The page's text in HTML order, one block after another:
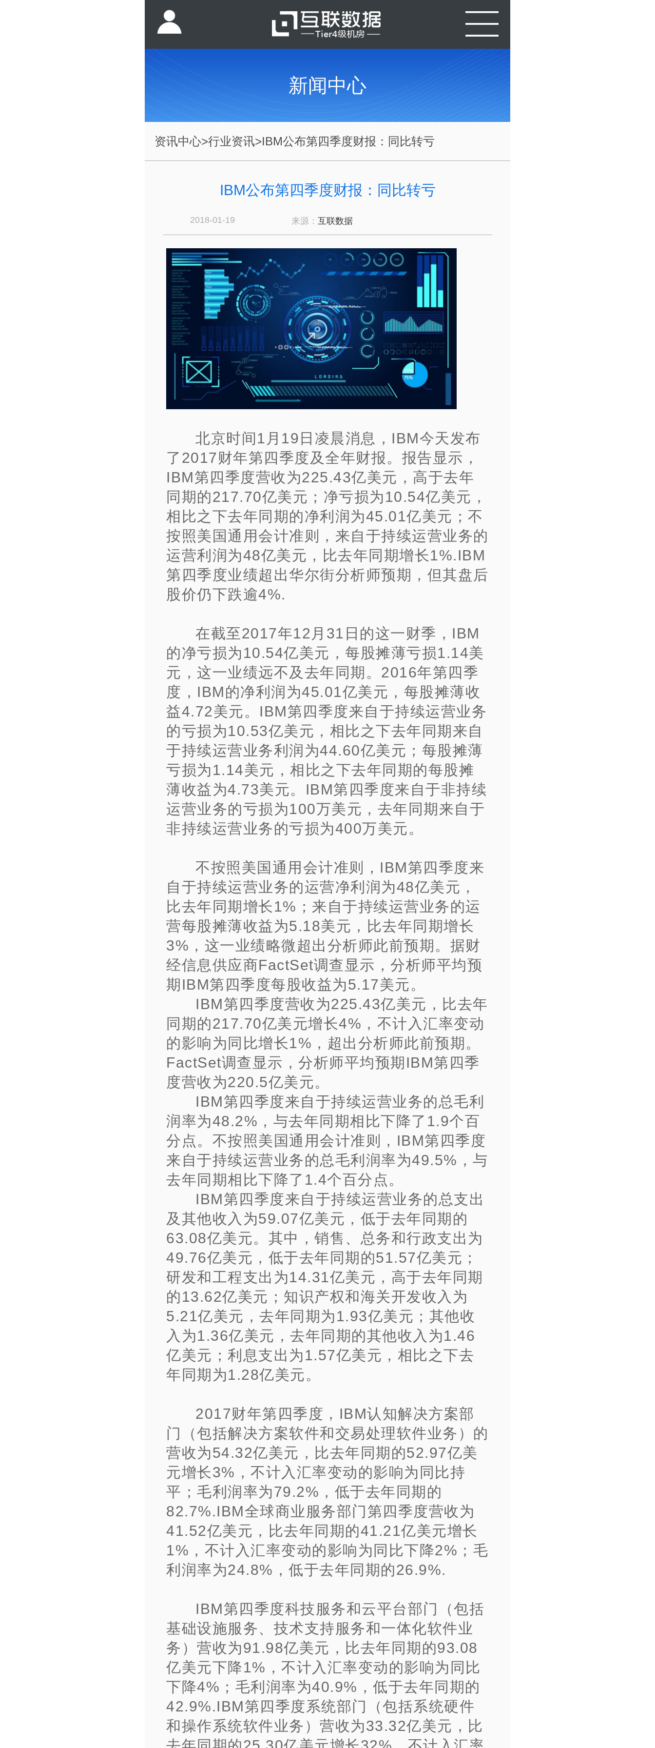
新闻中心
资讯中心>行业资讯>IBM公布第四季度财报：同比转亏
IBM公布第四季度财报：同比转亏
2018-01-19 来源： 互联数据
北京时间1月19日凌晨消息，IBM今天发布
了2017财年第四季度及全年财报。报告显示，
IBM第四季度营收为225.43亿美元，高于去年
同期的217.70亿美元；净亏损为10.54亿美元，
相比之下去年同期的净利润为45.01亿美元；不
按照美国通用会计准则，来自于持续运营业务的
运营利润为48亿美元，比去年同期增长1%.IBM
第四季度业绩超出华尔街分析师预期，但其盘后
股价仍下跌逾4%.
在截至2017年12月31日的这一财季，IBM
的净亏损为10.54亿美元，每股摊薄亏损1.14美
元，这一业绩远不及去年同期。2016年第四季
度，IBM的净利润为45.01亿美元，每股摊薄收
益4.72美元。IBM第四季度来自于持续运营业务
的亏损为10.53亿美元，相比之下去年同期来自
于持续运营业务利润为44.60亿美元；每股摊薄
亏损为1.14美元，相比之下去年同期的每股摊
薄收益为4.73美元。IBM第四季度来自于非持续
运营业务的亏损为100万美元，去年同期来自于
非持续运营业务的亏损为400万美元。
不按照美国通用会计准则，IBM第四季度来
自于持续运营业务的运营净利润为48亿美元，
比去年同期增长1%；来自于持续运营业务的运
营每股摊薄收益为5.18美元，比去年同期增长
3%，这一业绩略微超出分析师此前预期。据财
经信息供应商FactSet调查显示，分析师平均预
期IBM第四季度每股收益为5.17美元。
IBM第四季度营收为225.43亿美元，比去年
同期的217.70亿美元增长4%，不计入汇率变动
的影响为同比增长1%，超出分析师此前预期。
FactSet调查显示，分析师平均预期IBM第四季
度营收为220.5亿美元。
IBM第四季度来自于持续运营业务的总毛利
润率为48.2%，与去年同期相比下降了1.9个百
分点。不按照美国通用会计准则，IBM第四季度
来自于持续运营业务的总毛利润率为49.5%，与
去年同期相比下降了1.4个百分点。
IBM第四季度来自于持续运营业务的总支出
及其他收入为59.07亿美元，低于去年同期的
63.08亿美元。其中，销售、总务和行政支出为
49.76亿美元，低于去年同期的51.57亿美元；
研发和工程支出为14.31亿美元，高于去年同期
的13.62亿美元；知识产权和海关开发收入为
5.21亿美元，去年同期为1.93亿美元；其他收
入为1.36亿美元，去年同期的其他收入为1.46
亿美元；利息支出为1.57亿美元，相比之下去
年同期为1.28亿美元。
2017财年第四季度，IBM认知解决方案部
门（包括解决方案软件和交易处理软件业务）的
营收为54.32亿美元，比去年同期的52.97亿美
元增长3%，不计入汇率变动的影响为同比持
平；毛利润率为79.2%，低于去年同期的
82.7%.IBM全球商业服务部门第四季度营收为
41.52亿美元，比去年同期的41.21亿美元增长
1%，不计入汇率变动的影响为同比下降2%；毛
利润率为24.8%，低于去年同期的26.9%.
IBM第四季度科技服务和云平台部门（包括
基础设施服务、技术支持服务和一体化软件业
务）营收为91.98亿美元，比去年同期的93.08
亿美元下降1%，不计入汇率变动的影响为同比
下降4%；毛利润率为40.9%，低于去年同期的
42.9%.IBM第四季度系统部门（包括系统硬件
和操作系统软件业务）营收为33.32亿美元，比